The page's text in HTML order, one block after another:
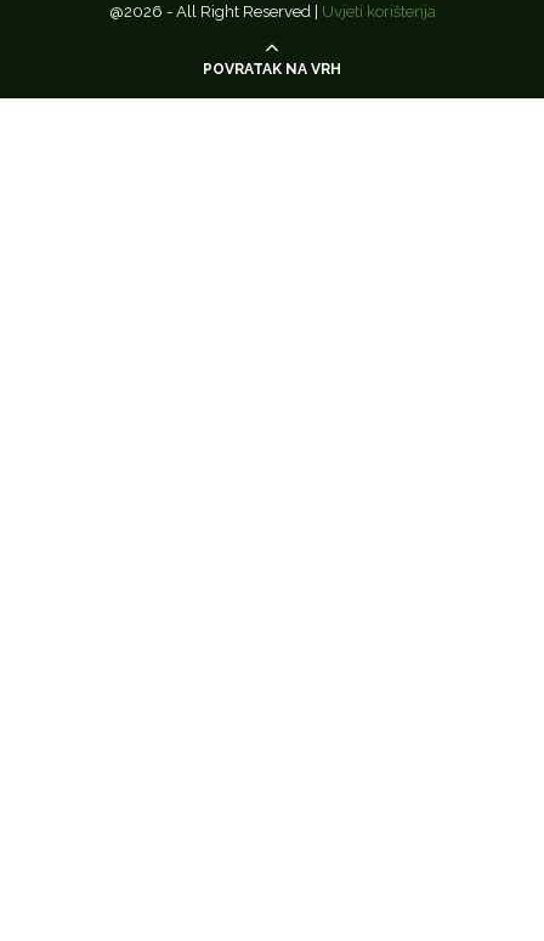
@2026 - All Right Reserved | Uvjeti korištenja
POVRATAK NA VRH